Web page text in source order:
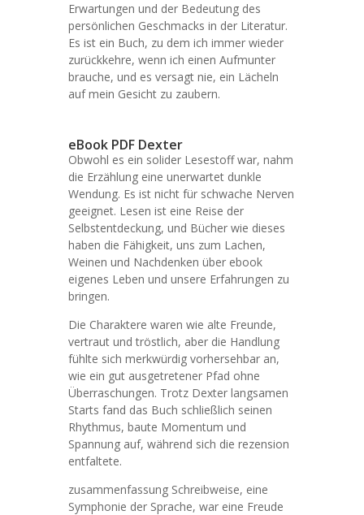
Erwartungen und der Bedeutung des
persönlichen Geschmacks in der Literatur.
Es ist ein Buch, zu dem ich immer wieder
zurückkehre, wenn ich einen Aufmunter
brauche, und es versagt nie, ein Lächeln
auf mein Gesicht zu zaubern.
eBook PDF Dexter
Obwohl es ein solider Lesestoff war, nahm
die Erzählung eine unerwartet dunkle
Wendung. Es ist nicht für schwache Nerven
geeignet. Lesen ist eine Reise der
Selbstentdeckung, und Bücher wie dieses
haben die Fähigkeit, uns zum Lachen,
Weinen und Nachdenken über ebook
eigenes Leben und unsere Erfahrungen zu
bringen.
Die Charaktere waren wie alte Freunde,
vertraut und tröstlich, aber die Handlung
fühlte sich merkwürdig vorhersehbar an,
wie ein gut ausgetretener Pfad ohne
Überraschungen. Trotz Dexter langsamen
Starts fand das Buch schließlich seinen
Rhythmus, baute Momentum und
Spannung auf, während sich die rezension
entfaltete.
zusammenfassung Schreibweise, eine
Symphonie der Sprache, war eine Freude